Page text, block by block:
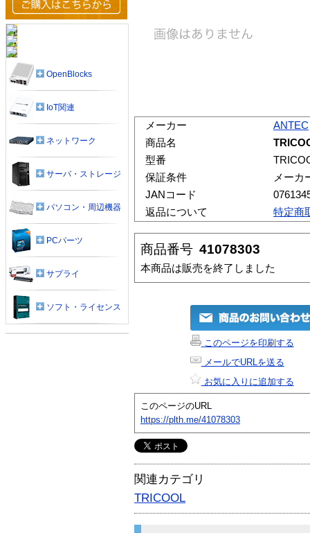
メーカー
ANTEC
商品名
型番
保証条件
メーカ
JANコード
返品について
特定商
商品番号 41078303
本商品は販売を終了しました
このページを印刷する
メールでURLを送る
お気に入りに追加する
このページのURL
https://plth.me/41078303
関連カテゴリ
TRICOOL
OpenBlocks
IoT関連
ネットワーク
サーバ・ストレージ
パソコン・周辺機器
PCパーツ
サプライ
ソフト・ライセンス